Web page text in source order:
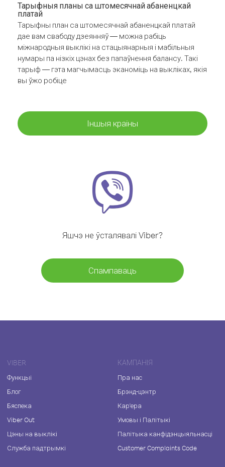
Тарыфныя планы са штомесячнай абаненцкай
платай
Тарыфны план са штомесячнай абаненцкай платай
дае вам свабоду дзеянняў — можна рабіць
міжнародныя выклікі на стацыянарныя і мабільныя
нумары па нізкіх цэнах без папаўнення балансу. Такі
тарыф — гэта магчымасць эканоміць на выкліках, якія
вы ўжо робіце
Іншыя краіны
Яшчэ не ўсталявалі Viber?
Спампаваць
VIBER
Функцыі
Блог
Бяспека
Viber Out
Цэны на выклікі
Служба падтрымкі
КАМПАНІЯ
Пра нас
Брэнд-цэнтр
Кар'ера
Умовы і Палітыкі
Палітыка канфідэнцыяльнасці
Customer Complaints Code